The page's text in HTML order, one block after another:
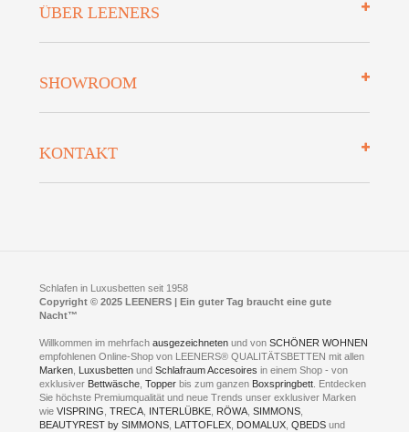
Finanzierung
Datenschutz
ÜBER LEENERS
Preisgarantie
Presse
Jobs
SHOWROOM
Fotoalbum
Kontakt
KONTAKT
Neuer Showroom für unsere Onlineartikel.
Kontakt via:WhatsApp
Kontakt via:eMail
mögliche Zeiten für eine Showroom Terminreservierung
MO und DI geschlossen
Schlafen in Luxusbetten seit 1958
Copyright © 2025 LEENERS | Ein guter Tag braucht eine gute
Nacht™
Willkommen im mehrfachausgezeichnetenund vonSCHÖNER WOHNEN
empfohlenen Online-Shop von LEENERS® QUALITÄTSBETTEN mit allen
Marken Luxusbetten undSchlafraum Accesoires in einem Shop - von
exklusiver Bettwäsche ,Topper bis zum ganzen Boxspringbett . Entdecken
Sie höchste Premiumqualität und neue Trends unser exklusiver Marken
wieVISPRING ,TRECA INTERLÜBKE RÖWA ,SIMMONS
BEAUTYREST by SIMMONS LATTOFLEX DOMALUX ,QBEDS und